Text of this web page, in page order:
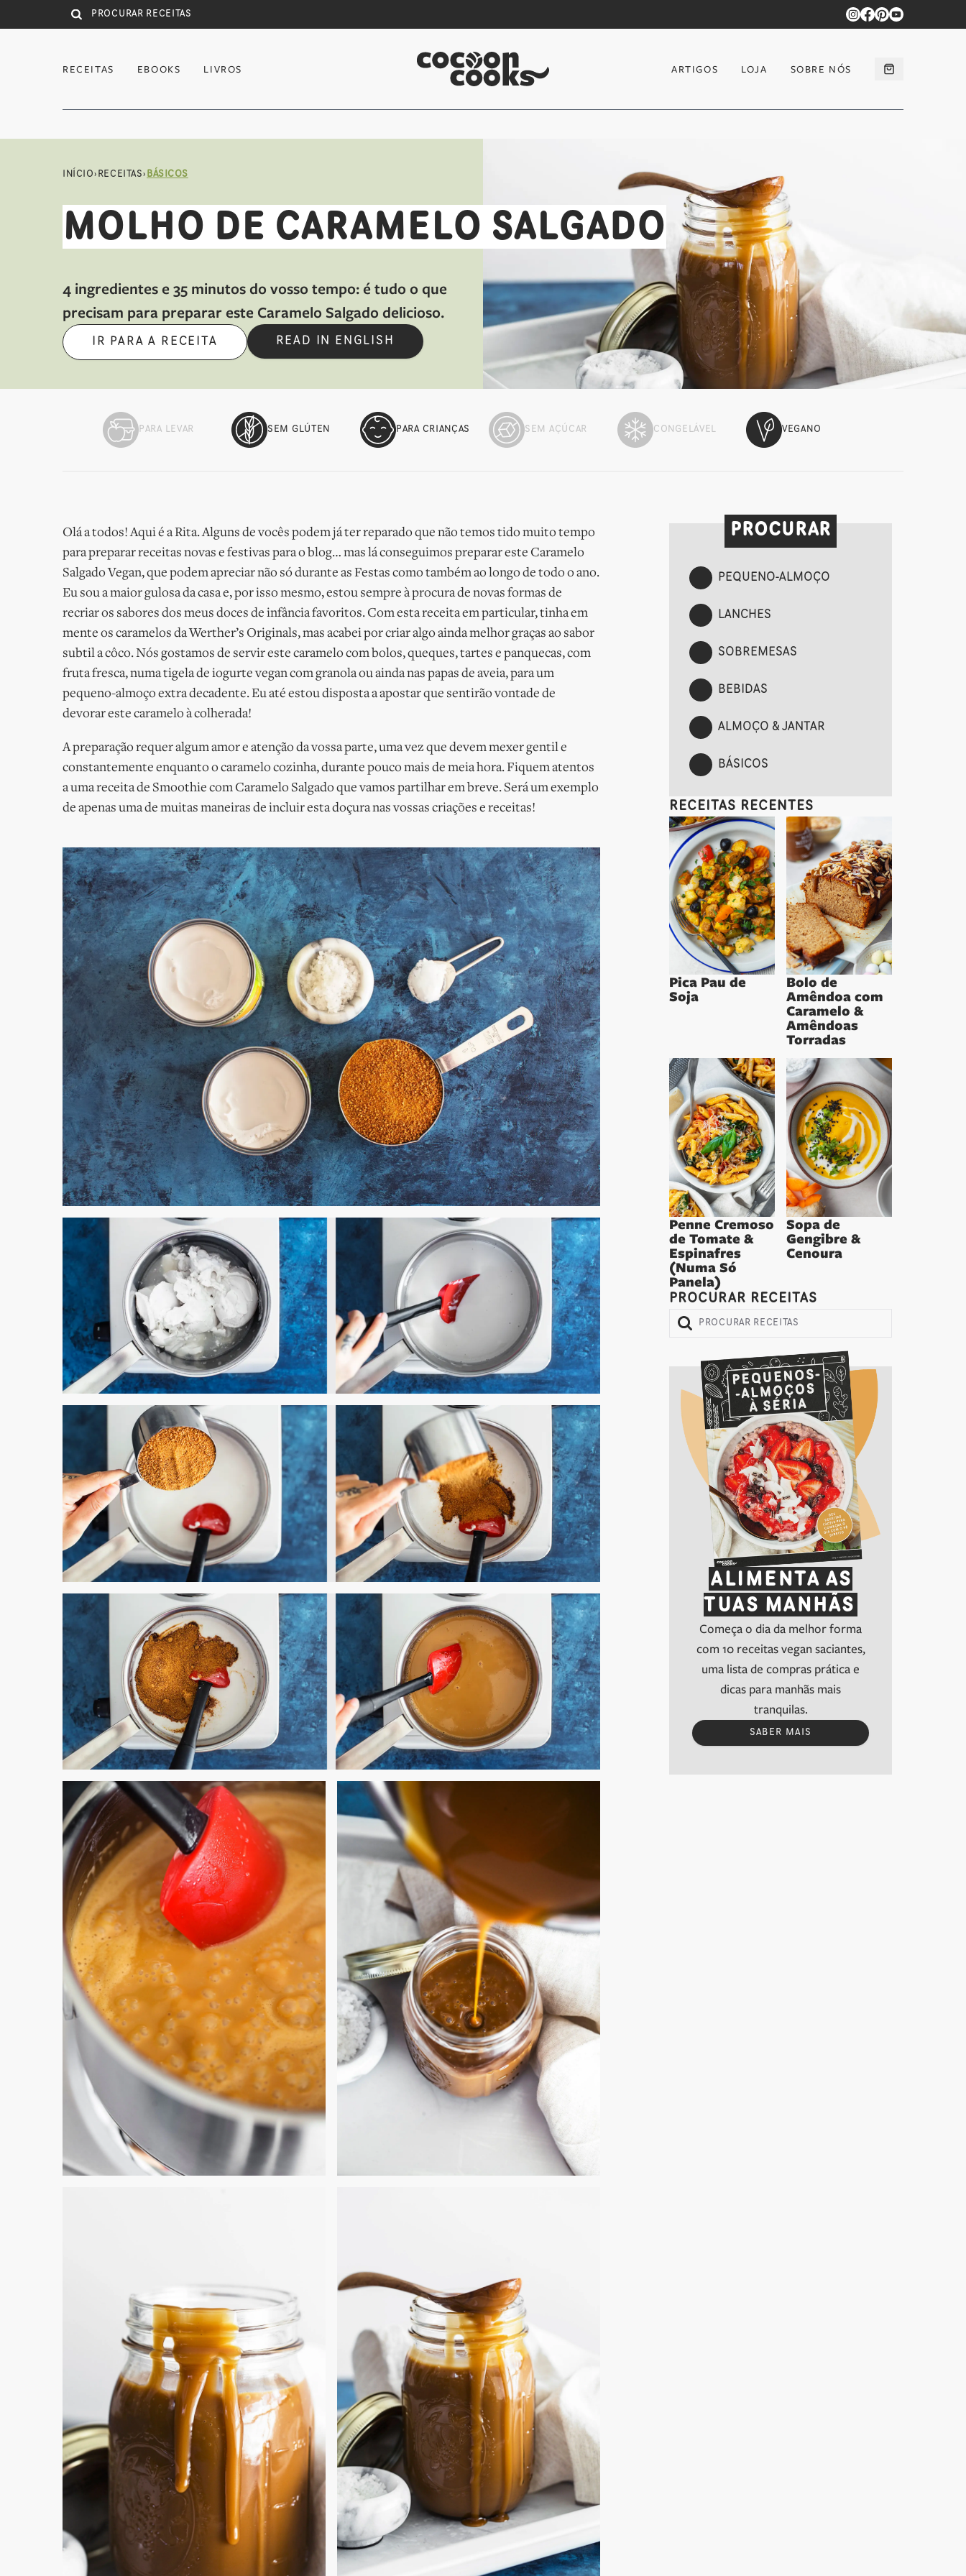
Saltar para conteúdo principal
RECEITAS EBOOKS LIVROS ARTIGOS LOJA SOBRE NÓS
INÍCIO› RECEITAS› BÁSICOS
MOLHO DE CARAMELO SALGADO
4 ingredientes e 35 minutos do vosso tempo: é tudo o que
precisam para preparar este Caramelo Salgado delicioso.
IR PARA A RECEITA READ IN ENGLISH
PARA LEVAR SEM GLÚTEN PARA CRIANÇAS SEM AÇÚCAR CONGELÁVEL VEGANO
Olá a todos! Aqui é a Rita. Alguns de vocês podem já ter reparado que não temos tido muito tempo
para preparar receitas novas e festivas para o blog… mas lá conseguimos preparar este Caramelo
Salgado Vegan, que podem apreciar não só durante as Festas como também ao longo de todo o ano.
Eu sou a maior gulosa da casa e, por isso mesmo, estou sempre à procura de novas formas de
recriar os sabores dos meus doces de infância favoritos. Com esta receita em particular, tinha em
mente os caramelos da Werther’s Originals, mas acabei por criar algo ainda melhor graças ao sabor
subtil a côco. Nós gostamos de servir este caramelo com bolos, queques, tartes e panquecas, com
fruta fresca, numa tigela de iogurte vegan com granola ou ainda nas papas de aveia, para um
pequeno-almoço extra decadente. Eu até estou disposta a apostar que sentirão vontade de
devorar este caramelo à colherada!
A preparação requer algum amor e atenção da vossa parte, uma vez que devem mexer gentil e
constantemente enquanto o caramelo cozinha, durante pouco mais de meia hora. Fiquem atentos
a uma receita de Smoothie com Caramelo Salgado que vamos partilhar em breve. Será um exemplo
de apenas uma de muitas maneiras de incluir esta doçura nas vossas criações e receitas!
PROCURAR
PEQUENO-ALMOÇO
LANCHES
SOBREMESAS
BEBIDAS
ALMOÇO & JANTAR
BÁSICOS
RECEITAS RECENTES
Pica Pau de
Soja
Bolo de
Amêndoa com
Caramelo &
Amêndoas
Torradas
Penne Cremoso
de Tomate &
Espinafres
(Numa Só
Panela)
Sopa de
Gengibre &
Cenoura
PROCURAR RECEITAS
ALIMENTA AS
TUAS MANHÃS
Começa o dia da melhor forma
com 10 receitas vegan saciantes,
uma lista de compras prática e
dicas para manhãs mais
tranquilas.
SABER MAIS